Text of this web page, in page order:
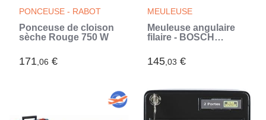
PONCEUSE - RABOT
Ponceuse de cloison
sèche Rouge 750 W
171,06 €
MEULEUSE
Meuleuse angulaire
filaire - BOSCH
GWX 14-125 - 1400 W
- 125 mm - X-LOCK+
2608615166 (Bleu)
145,03 €